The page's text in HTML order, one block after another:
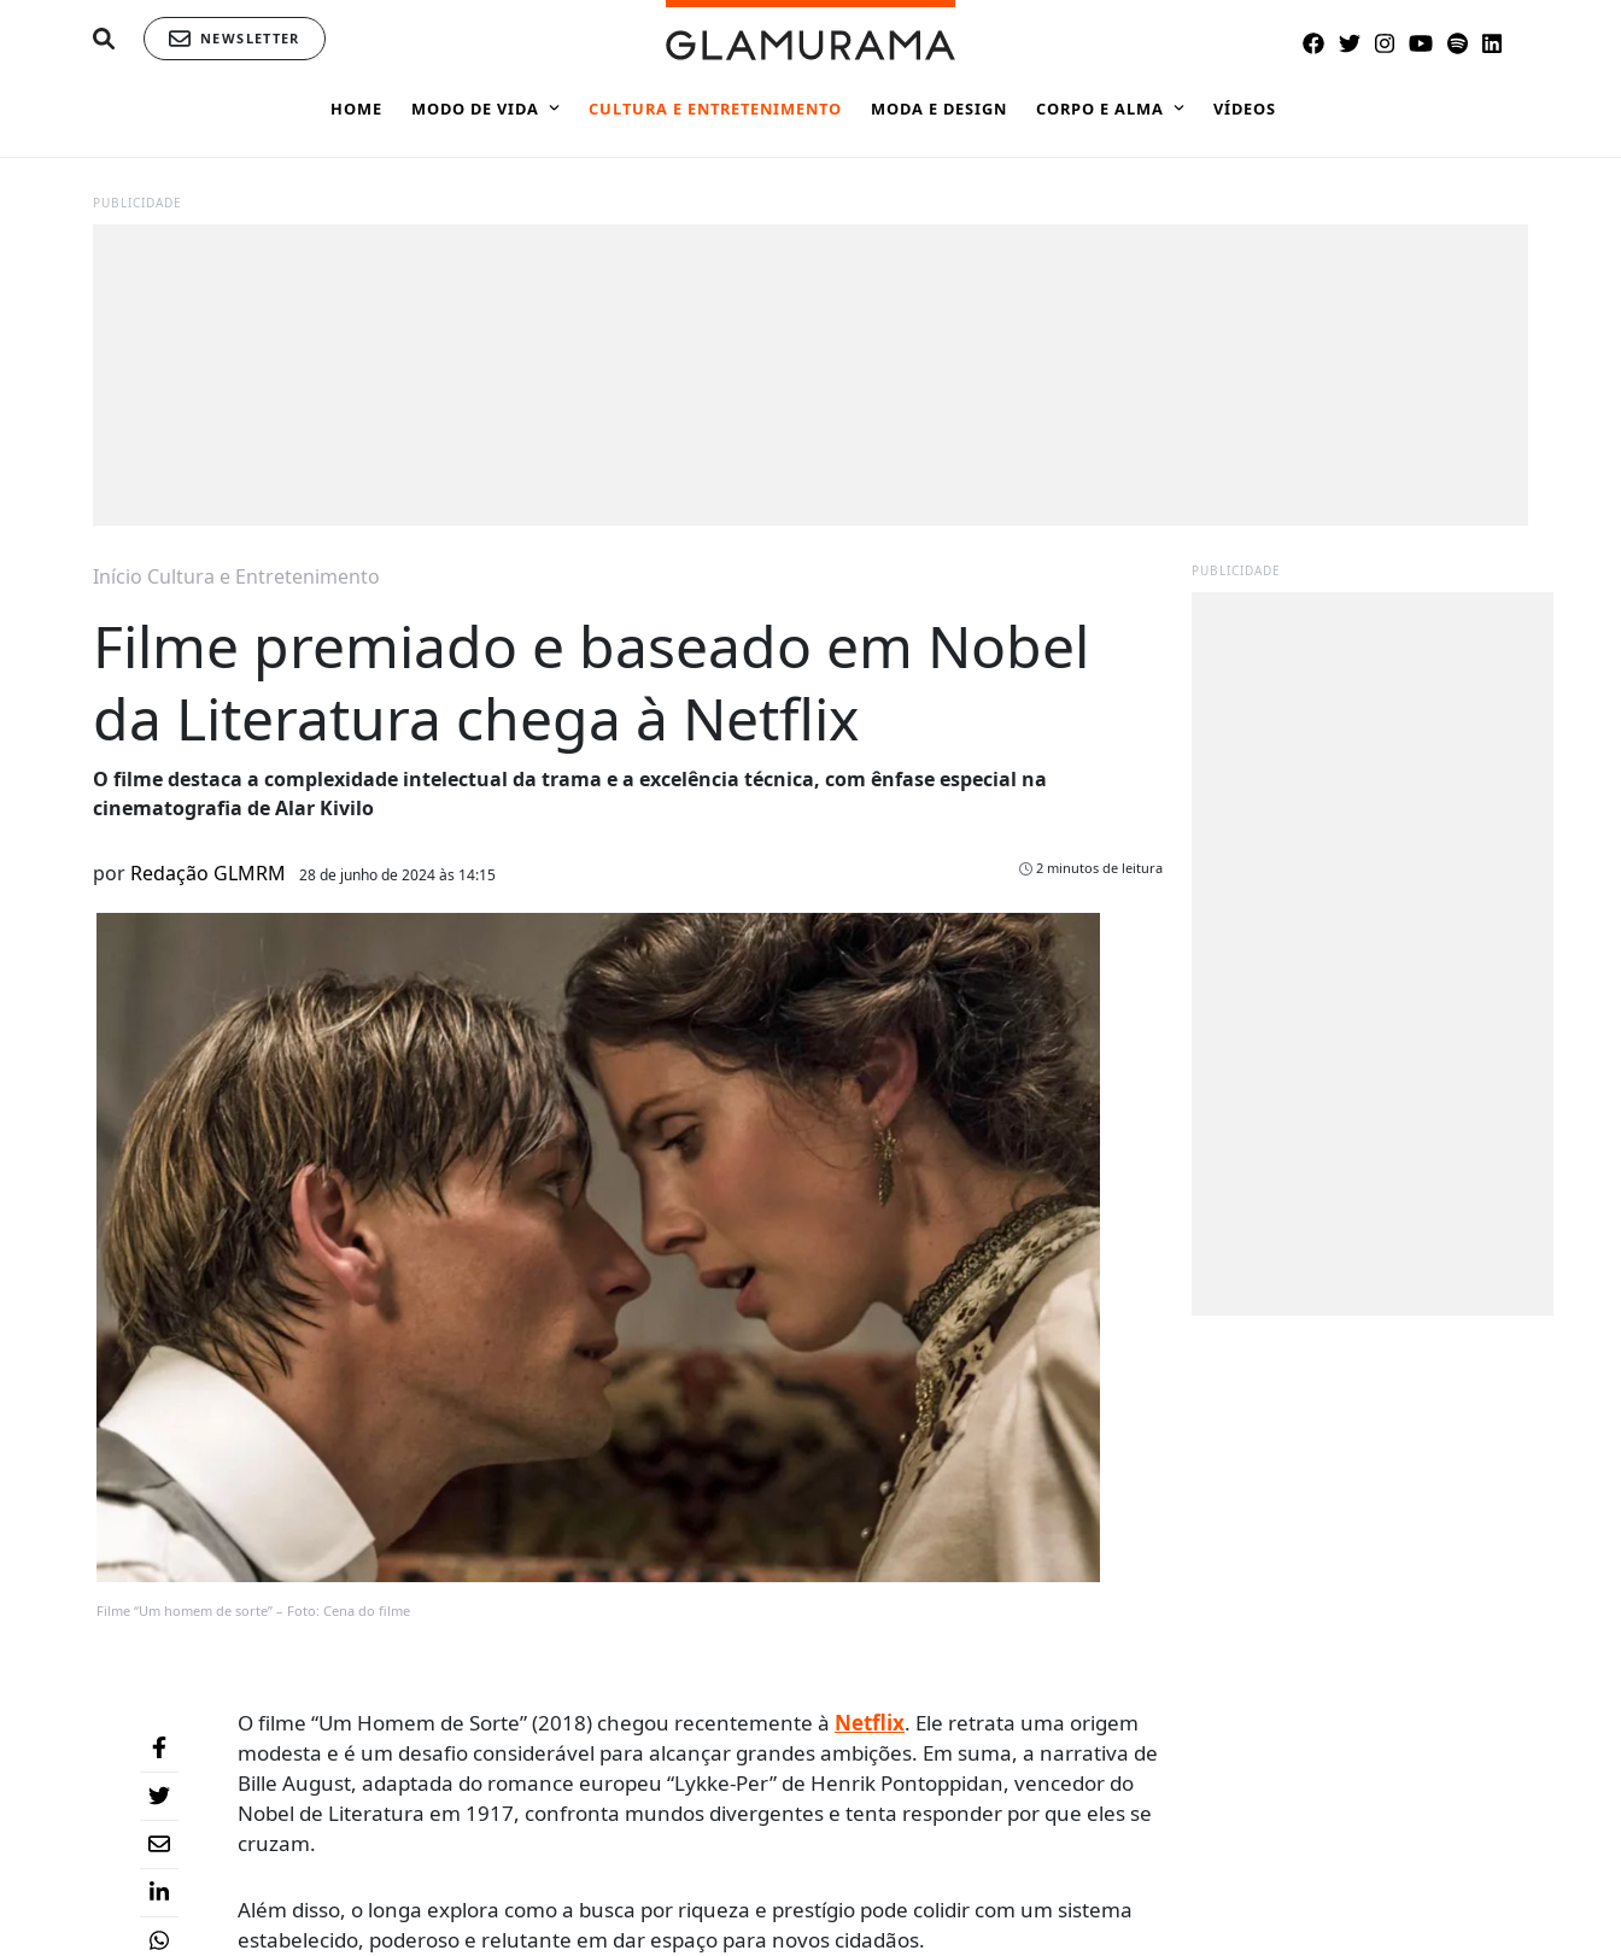
NEWSLETTER
HOME MODO DE VIDA CULTURA E ENTRETENIMENTO MODA E DESIGN CORPO E ALMA VÍDEOS
PUBLICIDADE
Início Cultura e Entretenimento
Filme premiado e baseado em Nobel
da Literatura chega à Netflix
O filme destaca a complexidade intelectual da trama e a excelência técnica, com ênfase especial na
cinematografia de Alar Kivilo
por Redação GLMRM 28 de junho de 2024 às 14:15 2 minutos de leitura
Filme “Um homem de sorte” – Foto: Cena do filme
O filme “Um Homem de Sorte” (2018) chegou recentemente à Netflix. Ele retrata uma origem
modesta e é um desafio considerável para alcançar grandes ambições. Em suma, a narrativa de
Bille August, adaptada do romance europeu “Lykke-Per” de Henrik Pontoppidan, vencedor do
Nobel de Literatura em 1917, confronta mundos divergentes e tenta responder por que eles se
cruzam.
Além disso, o longa explora como a busca por riqueza e prestígio pode colidir com um sistema
estabelecido, poderoso e relutante em dar espaço para novos cidadãos.
PUBLICIDADE